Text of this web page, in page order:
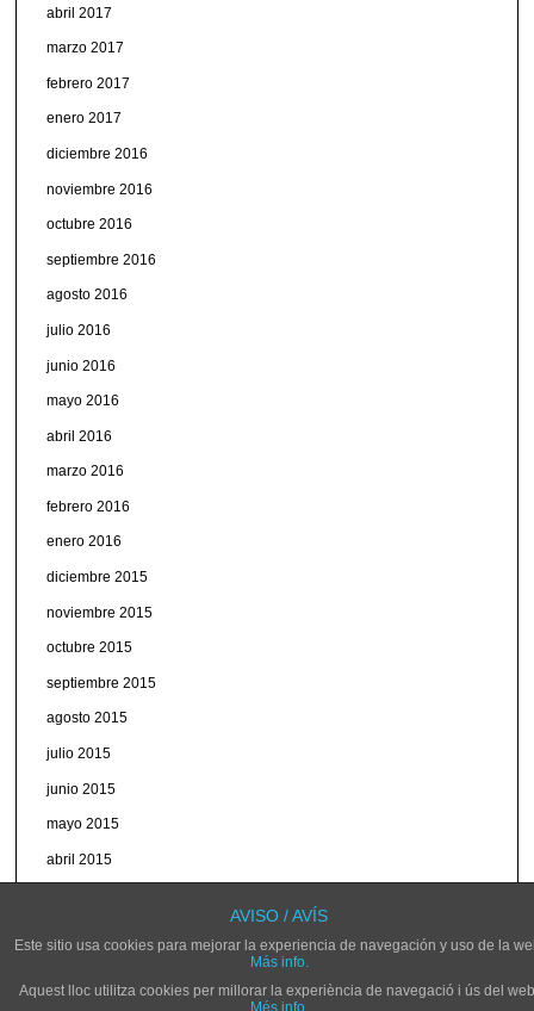
abril 2017
marzo 2017
febrero 2017
enero 2017
diciembre 2016
noviembre 2016
octubre 2016
septiembre 2016
agosto 2016
julio 2016
junio 2016
mayo 2016
abril 2016
marzo 2016
febrero 2016
enero 2016
diciembre 2015
noviembre 2015
octubre 2015
septiembre 2015
agosto 2015
julio 2015
junio 2015
mayo 2015
abril 2015
AVISO / AVÍS
Este sitio usa cookies para mejorar la experiencia de navegación y uso de la
Más info.
Aquest lloc utilitza cookies per millorar la experiència de navegació i ús del
Més info.